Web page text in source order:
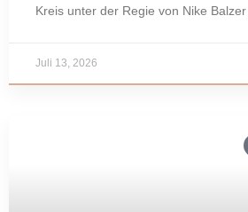
Kreis unter der Regie von Nike
Juli 13, 2026